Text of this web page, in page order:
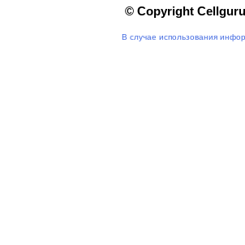
© Copyright
В случае использования